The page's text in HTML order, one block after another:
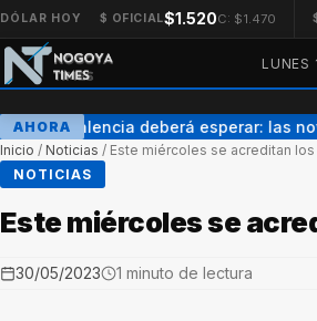
DÓLAR HOY $ OFICIAL$1.520C: $1.470
LUNES
AHORA
Enner Valencia deberá esperar: las
Inicio / Noticias / Este miércoles se acreditan
NOTICIAS
Este miércoles se
30/05/2023 1 minuto de lectura